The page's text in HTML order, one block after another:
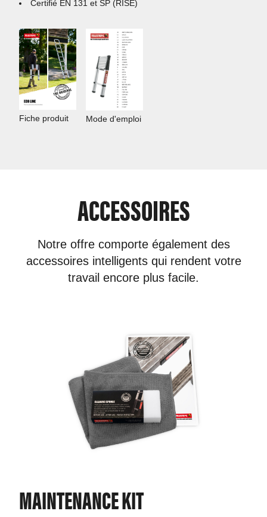
Certifié EN 131 et SP (RISE)
Fiche produit Mode d'emploi
ACCESSOIRES
Notre offre comporte également des
accessoires intelligents qui rendent votre
travail encore plus facile.
MAINTENANCE KIT